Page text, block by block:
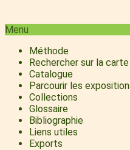
Menu
Méthode
Rechercher sur la carte
Catalogue
Parcourir les
Collections
Glossaire
Bibliographie
Liens utiles
Exports